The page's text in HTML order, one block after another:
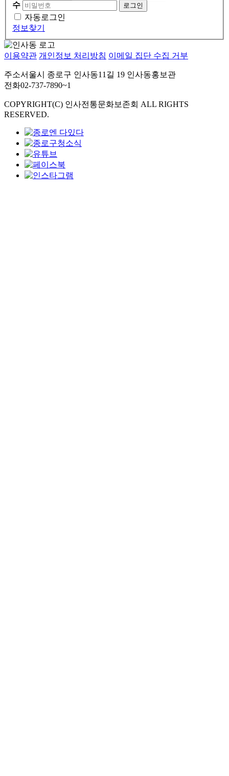
수
자동로그인
정보찾기
이용약관 개인정보 처리방침 이메일 집단 수집 거부
주소서울시 종로구 인사동11길 19 인사동홍보관
전화02-737-7890~1
COPYRIGHT(C) 인사전통문화보존회 ALL RIGHTS
RESERVED.